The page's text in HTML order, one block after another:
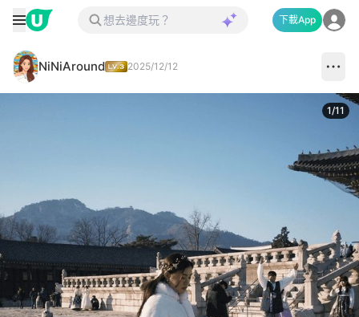
下載App
NiNiAround 2025/12/12
1/11